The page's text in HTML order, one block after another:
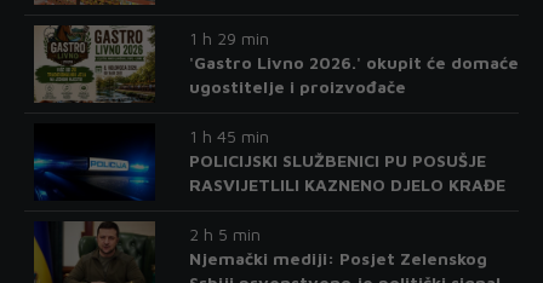
1 h 29 min
'Gastro Livno 2026.' okupit će domaće
ugostitelje i proizvođače
1 h 45 min
POLICIJSKI SLUŽBENICI PU POSUŠJE
RASVIJETLILI KAZNENO DJELO KRAĐE
2 h 5 min
Njemački mediji: Posjet Zelenskog